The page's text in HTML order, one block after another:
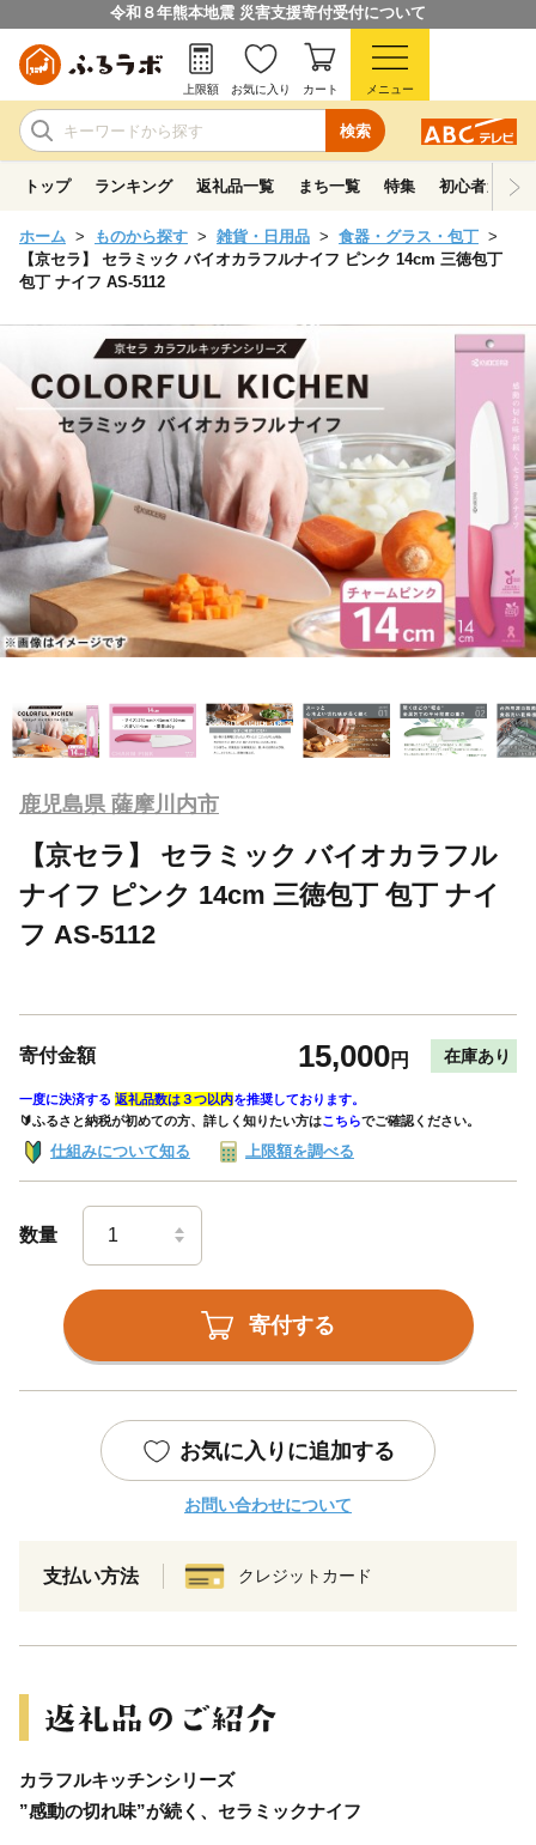
令和８年熊本地震 災害支援寄付受付について
検索
上限額 お気に入り カート メニュー
トップ ランキング 返礼品一覧 まち一覧 特集 初心者ガイド
ホーム ものから探す 雑貨・日用品
食器・グラス・包丁
【京セラ】 セラミック バイオカラフルナイフ ピンク 14cm 三徳包丁
包丁 ナイフ AS-5112
鹿児島県 薩摩川内市
【京セラ】 セラミック バイオカラフル
ナイフ ピンク 14cm 三徳包丁 包丁 ナイ
フ AS-5112
寄付金額 15,000円 在庫あり
一度に決済する 返礼品数は３つ以内を推奨しております。
🔰ふるさと納税が初めての方、詳しく知りたい方はこちらでご確認ください。
仕組みについて知る 上限額を調べる
数量
寄付する
お気に入りに追加する
お問い合わせについて
支払い方法 クレジットカード
カラフルキッチンシリーズ
”感動の切れ味”が続く、セラミックナイフ